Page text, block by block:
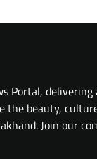
Portal, delivering
the beauty,
Join our